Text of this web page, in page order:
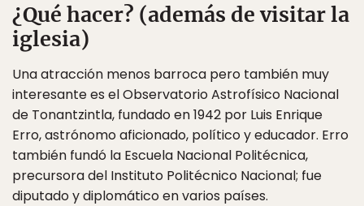
¿Qué hacer? (además de visitar la
iglesia)
Una atracción menos barroca pero también muy
interesante es el Observatorio Astrofísico Nacional
de Tonantzintla, fundado en 1942 por Luis Enrique
Erro, astrónomo aficionado, político y educador. Erro
también fundó la Escuela Nacional Politécnica,
precursora del Instituto Politécnico Nacional; fue
diputado y diplomático en varios países.